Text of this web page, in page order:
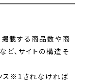
載する商品数や商
ど、サイトの構造そ
ス※1されなければ